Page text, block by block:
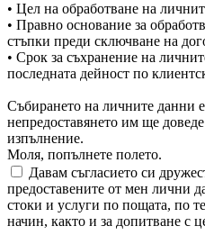
• Цел на обработване на
• Правно основание за
стъпки преди сключване на
• Срок за съхранение на
последната дейност по
Събирането на личните данни
непредоставянето им ще
изпълнение.
Моля, попълнете полето.
Давам съгласието си
предоставените от мен лични
стоки и услуги по пощата, по
начин, както и за допитване с